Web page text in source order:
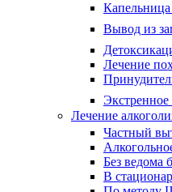
Капельница
Вывод из
Лечение
Экстренное
Лечение
Частный
Без ведома
В